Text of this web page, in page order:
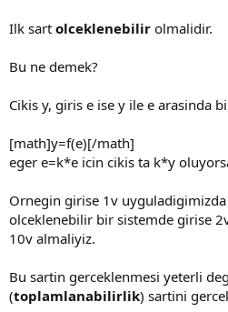
Ilk sart olceklenebilir olmalidir.
Bu ne demek?
Cikis y, giris e ise y ile e arasinda
[math]y=f(e)[/math]
eger e=k*e icin cikis ta k*y
Ornegin girise 1v
olceklenebilir bir sistemde girise
10v almaliyiz.
Bu sartin gerceklenmesi yeterli
(toplamlanabilirlik) sartini